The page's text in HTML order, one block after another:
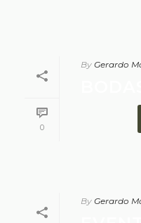
0
By Gerardo
By Gerardo